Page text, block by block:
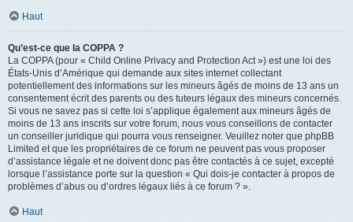
Haut
Qu’est-ce que la COPPA ?
La COPPA (pour « Child Online Privacy and Protection Act ») est une loi des
États-Unis d’Amérique qui demande aux sites internet collectant
potentiellement des informations sur les mineurs âgés de moins de 13 ans un
consentement écrit des parents ou des tuteurs légaux des mineurs concernés.
Si vous ne savez pas si cette loi s’applique également aux mineurs âgés de
moins de 13 ans inscrits sur votre forum, nous vous conseillons de contacter
un conseiller juridique qui pourra vous renseigner. Veuillez noter que phpBB
Limited et que les propriétaires de ce forum ne peuvent pas vous proposer
d’assistance légale et ne doivent donc pas être contactés à ce sujet, excepté
lorsque l’assistance porte sur la question « Qui dois-je contacter à propos de
problèmes d’abus ou d’ordres légaux liés à ce forum ? ».
Haut